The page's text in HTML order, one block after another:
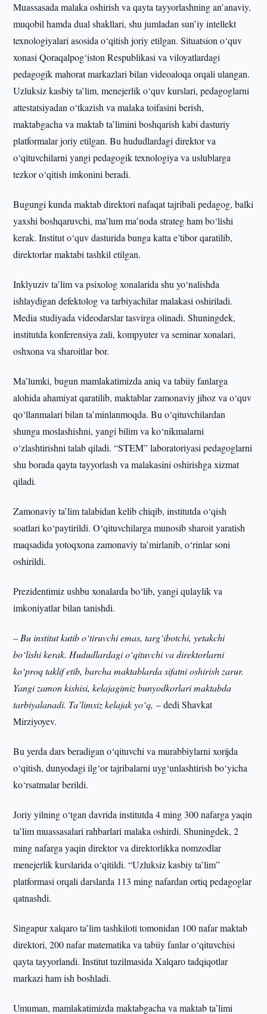
Muassasada malaka oshirish va qayta tayyorlashning an’anaviy,
muqobil hamda dual shakllari, shu jumladan sun’iy intellekt
texnologiyalari asosida o‘qitish joriy etilgan. Situatsion o‘quv
xonasi Qoraqalpog‘iston Respublikasi va viloyatlardagi
pedagogik mahorat markazlari bilan videoaloqa orqali ulangan.
Uzluksiz kasbiy ta’lim, menejerlik o‘quv kurslari, pedagoglarni
attestatsiyadan o‘tkazish va malaka toifasini berish,
maktabgacha va maktab ta’limini boshqarish kabi dasturiy
platformalar joriy etilgan. Bu hududlardagi direktor va
o‘qituvchilarni yangi pedagogik texnologiya va uslublarga
tezkor o‘qitish imkonini beradi.
Bugungi kunda maktab direktori nafaqat tajribali pedagog, balki
yaxshi boshqaruvchi, ma’lum ma’noda strateg ham bo‘lishi
kerak. Institut o‘quv dasturida bunga katta e’tibor qaratilib,
direktorlar maktabi tashkil etilgan.
Inklyuziv ta’lim va psixolog xonalarida shu yo‘nalishda
ishlaydigan defektolog va tarbiyachilar malakasi oshiriladi.
Media studiyada videodarslar tasvirga olinadi. Shuningdek,
institutda konferensiya zali, kompyuter va seminar xonalari,
oshxona va sharoitlar bor.
Ma’lumki, bugun mamlakatimizda aniq va tabiiy fanlarga
alohida ahamiyat qaratilib, maktablar zamonaviy jihoz va o‘quv
qo‘llanmalari bilan ta’minlanmoqda. Bu o‘qituvchilardan
shunga moslashishni, yangi bilim va ko‘nikmalarni
o‘zlashtirishni talab qiladi. “STEM” laboratoriyasi pedagoglarni
shu borada qayta tayyorlash va malakasini oshirishga xizmat
qiladi.
Zamonaviy ta’lim talabidan kelib chiqib, institutda o‘qish
soatlari ko‘paytirildi. O‘qituvchilarga munosib sharoit yaratish
maqsadida yotoqxona zamonaviy ta’mirlanib, o‘rinlar soni
oshirildi.
Prezidentimiz ushbu xonalarda bo‘lib, yangi qulaylik va
imkoniyatlar bilan tanishdi.
– Bu institut kutib o‘tiruvchi emas, targ‘ibotchi, yetakchi
bo‘lishi kerak. Hududlardagi o‘qituvchi va direktorlarni
ko‘proq taklif etib, barcha maktablarda sifatni oshirish zarur.
Yangi zamon kishisi, kelajagimiz bunyodkorlari maktabda
tarbiyalanadi. Ta’limsiz kelajak yo‘q, – dedi Shavkat
Mirziyoyev.
Bu yerda dars beradigan o‘qituvchi va murabbiylarni xorijda
o‘qitish, dunyodagi ilg‘or tajribalarni uyg‘unlashtirish bo‘yicha
ko‘rsatmalar berildi.
Joriy yilning o‘tgan davrida institutda 4 ming 300 nafarga yaqin
ta’lim muassasalari rahbarlari malaka oshirdi. Shuningdek, 2
ming nafarga yaqin direktor va direktorlikka nomzodlar
menejerlik kurslarida o‘qitildi. “Uzluksiz kasbiy ta’lim”
platformasi orqali darslarda 113 ming nafardan ortiq pedagoglar
qatnashdi.
Singapur xalqaro ta’lim tashkiloti tomonidan 100 nafar maktab
direktori, 200 nafar matematika va tabiiy fanlar o‘qituvchisi
qayta tayyorlandi. Institut tuzilmasida Xalqaro tadqiqotlar
markazi ham ish boshladi.
Umuman, mamlakatimizda maktabgacha va maktab ta’limi